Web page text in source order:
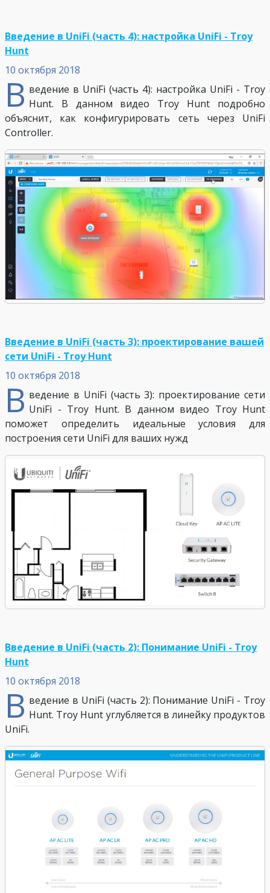
10 октября 2018
Введение в UniFi (часть 4): настройка UniFi - Troy
Hunt
В ведение в UniFi (часть 4): настройка UniFi - Troy
Hunt. В данном видео Troy Hunt подробно
объяснит, как конфигурировать сеть через UniFi
Controller.
10 октября 2018
Введение в UniFi (часть 3): проектирование вашей
сети UniFi - Troy Hunt
В ведение в UniFi (часть 3): проектирование сети
UniFi - Troy Hunt. В данном видео Troy Hunt
поможет определить идеальные условия для
построения сети UniFi для ваших нужд
10 октября 2018
Введение в UniFi (часть 2): Понимание UniFi - Troy
Hunt
В ведение в UniFi (часть 2): Понимание UniFi - Troy
Hunt. Troy Hunt углубляется в линейку продуктов
UniFi.